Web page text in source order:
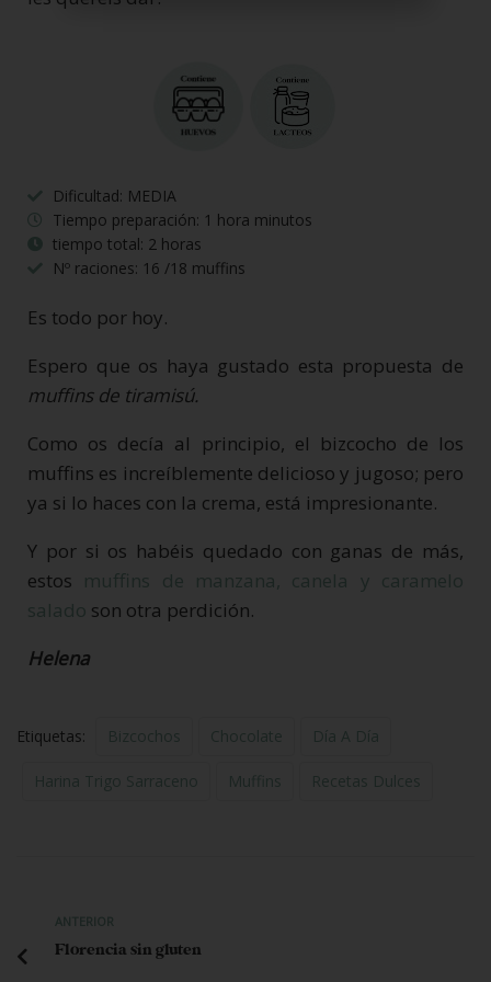
Dificultad: MEDIA
Tiempo preparación: 1 hora minutos
tiempo total: 2 horas
Nº raciones: 16 /18 muffins
Es todo por hoy.
Espero que os haya gustado esta propuesta de
muffins de tiramisú.
Como os decía al principio, el bizcocho de los
muffins es increíblemente delicioso y jugoso; pero
ya si lo haces con la crema, está impresionante.
Y por si os habéis quedado con ganas de más,
estos muffins de manzana, canela y caramelo
salado son otra perdición.
Helena
Etiquetas: Bizcochos Chocolate Día A Día
Harina Trigo Sarraceno Muffins Recetas Dulces
ANTERIOR
Florencia sin gluten